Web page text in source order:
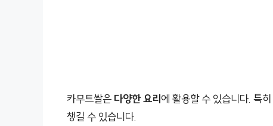
카무트쌀은 다양한 요리에 활용할 수 있습니다. 특히
챙길 수 있습니다.